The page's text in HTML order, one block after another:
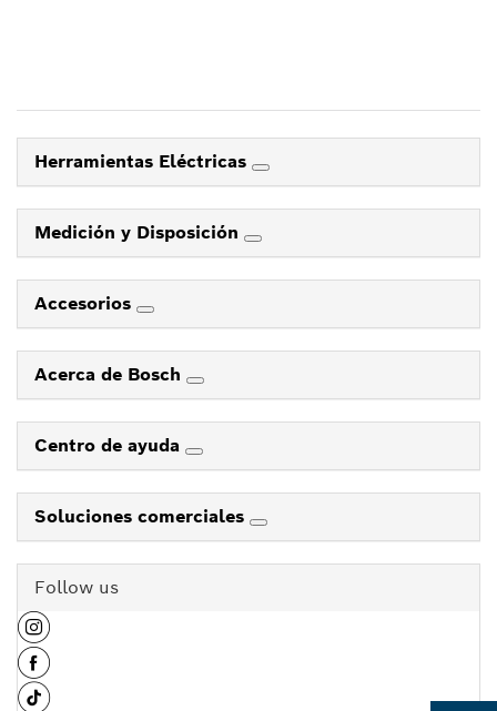
Herramientas Eléctricas
Medición y Disposición
Accesorios
Acerca de Bosch
Centro de ayuda
Soluciones comerciales
Follow us